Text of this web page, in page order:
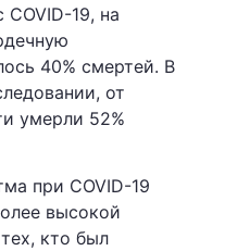
COVID-19, на
40% смертей. В
от
умерли 52%
при COVID-19
высокой
кто был